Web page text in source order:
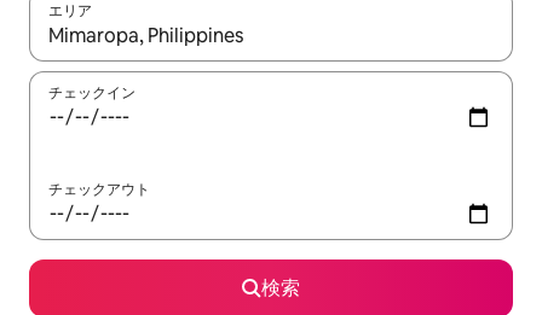
エリア
検索結果が表示されたら、上下の矢印キーを使って移動するか
チェックイン
チェックアウト
検索